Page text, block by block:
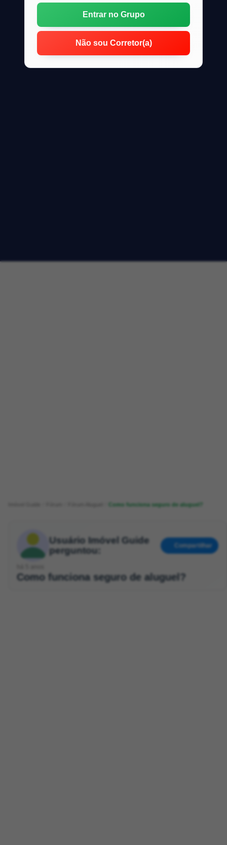
Entrar no Grupo
Não sou Corretor(a)
Como funciona seguro de aluguel?
Usuário Imóvel Guide
perguntou:
Compartilhar
Como funciona seguro de aluguel?